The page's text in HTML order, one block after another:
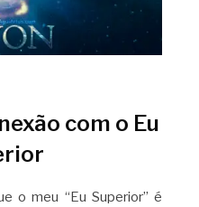
com o Eu
o meu “Eu Superior” é